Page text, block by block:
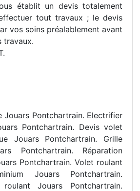
établit un devis totalement
tout travaux ; le devis
vos soins préalablement avant
travaux.
Jouars Pontchartrain. Electrifier
Pontchartrain. Devis volet
Jouars Pontchartrain. Grille
Pontchartrain. Réparation
Pontchartrain. Volet roulant
Jouars Pontchartrain.
Jouars Pontchartrain.